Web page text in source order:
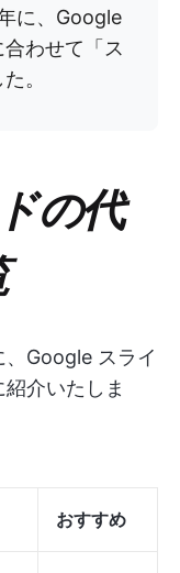
に、Google
わせて「ス
。
の代
Google スライ
介いたしま
おすすめ